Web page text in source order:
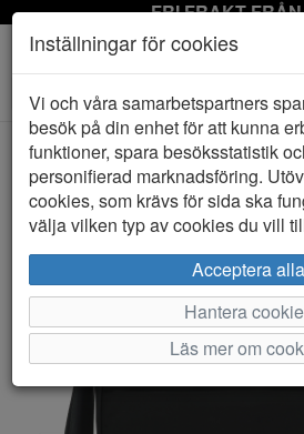
FRI FRAKT
Toggle
navigation
HEM ADAX
Inställningar för cookies
Vi och våra samarbetspartners
besök på din enhet för att kunna
funktioner, spara besöksstatistik
personifierad marknadsföring.
cookies, som krävs för sida ska
välja vilken typ av cookies du vill
Acceptera alla
Hantera
Läs mer om